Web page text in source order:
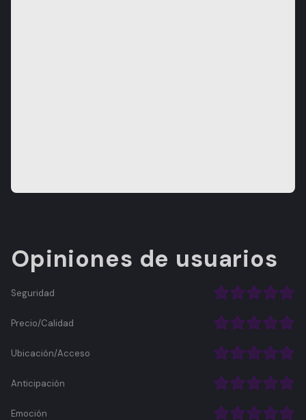
Opiniones de usuarios
Seguridad
Precio/Calidad
Ubicación/Acceso
Anticipación
Emoción